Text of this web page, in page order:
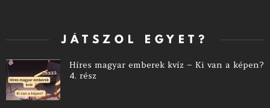
JÁTSZOL EGYET?
Híres magyar emberek kvíz – Ki van a képen?
4. rész